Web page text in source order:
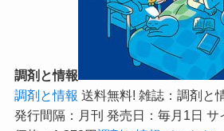
調剤と情報
調剤と情報 送料無料! 雑誌：調剤と
発行間隔：月刊 発売日：毎月1日